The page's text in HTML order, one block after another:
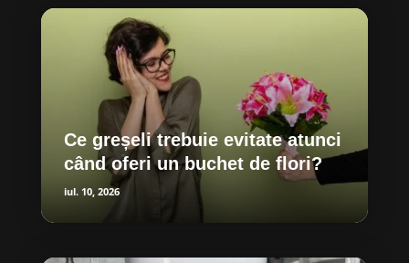
Ce greșeli trebuie evitate atunci
când oferi un buchet de flori?
iul. 10, 2026